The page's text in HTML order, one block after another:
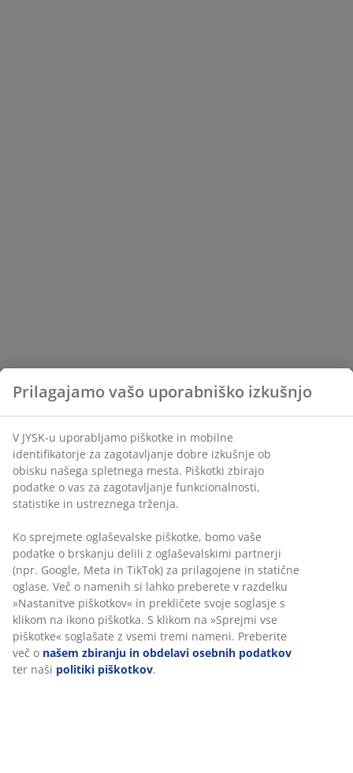
Prilagajamo vašo uporabniško izkušnjo
V JYSK-u uporabljamo piškotke in mobilne
identifikatorje za zagotavljanje dobre izkušnje ob
obisku našega spletnega mesta. Piškotki zbirajo
podatke o vas za zagotavljanje funkcionalnosti,
statistike in ustreznega trženja.
Ko sprejmete oglaševalske piškotke, bomo vaše
podatke o brskanju delili z oglaševalskimi partnerji
(npr. Google, Meta in TikTok) za prilagojene in statične
oglase. Več o namenih si lahko preberete v razdelku
»Nastanitve piškotkov« in prekličete svoje soglasje s
klikom na ikono piškotka. S klikom na »Sprejmi vse
piškotke« soglašate z vsemi tremi nameni. Preberite
več o našem zbiranju in obdelavi osebnih podatkov
ter naši politiki piškotkov.